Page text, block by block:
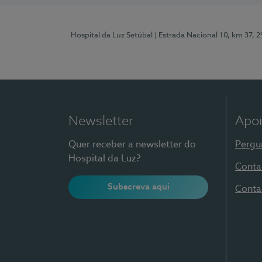
Hospital da Luz Setúbal | Estrada Nacional 10, km 37,
Newsletter
Quer receber a newsletter do
Hospital da Luz?
Subscreva aqui